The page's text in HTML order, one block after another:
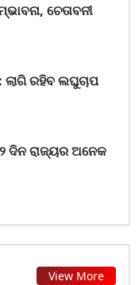
ଚେତାବନୀ
ଲାଗି ରହିବ ଲଘୁଚାପ
ଦିନ ରାଜ୍ୟର ଅନେକ
View More